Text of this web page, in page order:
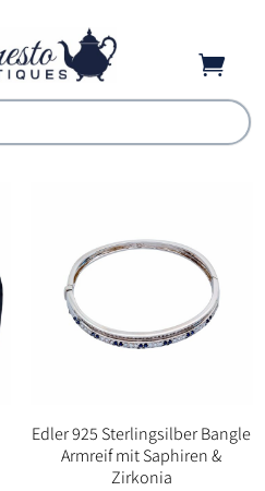

Edler 925 Sterlingsilber Bangle
Armreif mit Saphiren &
Zirkonia